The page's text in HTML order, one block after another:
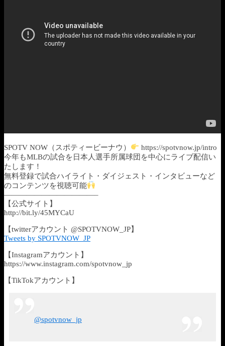
SPOTV NOW（スポティービーナウ）
https://spotvnow.jp/intro
今年もMLBの試合を日本人選手所属球団を中心にライブ配信い
たします！
無料登録で試合ハイライト・ダイジェスト・インタビューなど
のコンテンツを視聴可能
————————————–
【公式サイト】
http://bit.ly/45MYCaU
【twitterアカウント @SPOTVNOW_JP】
Tweets by SPOTVNOW_JP
【Instagramアカウント】
https://www.instagram.com/spotvnow_jp
【TikTokアカウント】
@spotvnow_jp